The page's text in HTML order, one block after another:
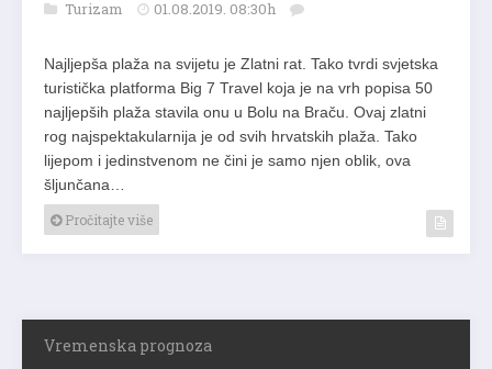
Turizam 01.08.2019. 08:30h
Najljepša plaža na svijetu je Zlatni rat. Tako tvrdi svjetska
turistička platforma Big 7 Travel koja je na vrh popisa 50
najljepših plaža stavila onu u Bolu na Braču. Ovaj zlatni
rog najspektakularnija je od svih hrvatskih plaža. Tako
lijepom i jedinstvenom ne čini je samo njen oblik, ova
šljunčana…
Pročitajte više
Vremenska prognoza